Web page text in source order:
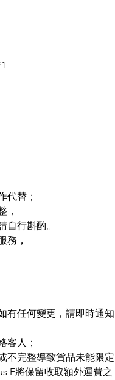
代替；
，
行斟酌。
務，
有任何變更，請即時通知
客人；
不完整導致貨品未能限定
F將保留收取額外運費之